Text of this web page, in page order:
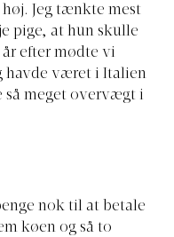
Jeg tænkte mest
pige, at hun skulle
efter mødte vi
havde været i Italien
så meget overvægt i
nok til at betale
køen og så to